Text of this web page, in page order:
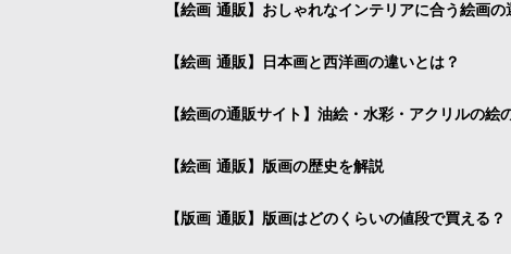
【絵画 通販】おしゃれなインテリアに合う絵画の
【絵画 通販】日本画と西洋画の違いとは？
【絵画の通販サイト】油絵・水彩・アクリルの絵
【絵画 通販】版画の歴史を解説
【版画 通販】版画はどのくらいの値段で買える？